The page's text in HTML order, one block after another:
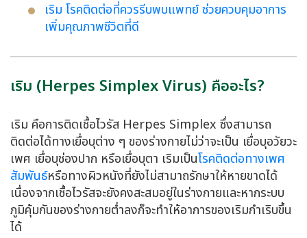
เริม โรคติดต่อที่ควรรีบพบแพทย์ ช่วยควบคุมอาการ
เพิ่มคุณภาพชีวิตที่ดี
เริม (Herpes Simplex Virus) คืออะไร?
เริม คือการติดเชื้อไวรัส Herpes Simplex ซึ่งสามารถ
ติดต่อได้ทางเยื่อบุต่าง ๆ ของร่างกายไม่ว่าจะเป็น เยื่อบุอวัยวะ
เพศ เยื่อบุช่องปาก หรือเยื่อบุตา เริมเป็นโรคติดต่อทางเพศ
สัมพันธ์หรือทางผิวหนังที่ยังไม่สามาถรักษาให้หายขาดได้
เนื่องจากเชื้อไวรัสจะยังคงสะสมอยู่ในร่างกายและหากระบบ
ภูมิคุ้มกันของร่างกายต่ำลงก็จะทำให้อาการของเริมกำเริบขึ้น
ได้